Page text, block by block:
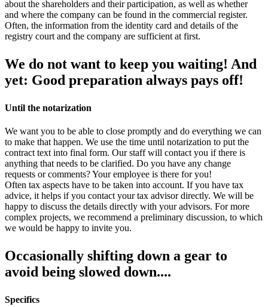
about the shareholders and their participation, as well as whether
and where the company can be found in the commercial register.
Often, the information from the identity card and details of the
registry court and the company are sufficient at first.
We do not want to keep you waiting! And
yet: Good preparation always pays off!
Until the notarization
We want you to be able to close promptly and do everything we can
to make that happen. We use the time until notarization to put the
contract text into final form. Our staff will contact you if there is
anything that needs to be clarified. Do you have any change
requests or comments? Your employee is there for you!
Often tax aspects have to be taken into account. If you have tax
advice, it helps if you contact your tax advisor directly. We will be
happy to discuss the details directly with your advisors. For more
complex projects, we recommend a preliminary discussion, to which
we would be happy to invite you.
Occasionally shifting down a gear to
avoid being slowed down....
Specifics